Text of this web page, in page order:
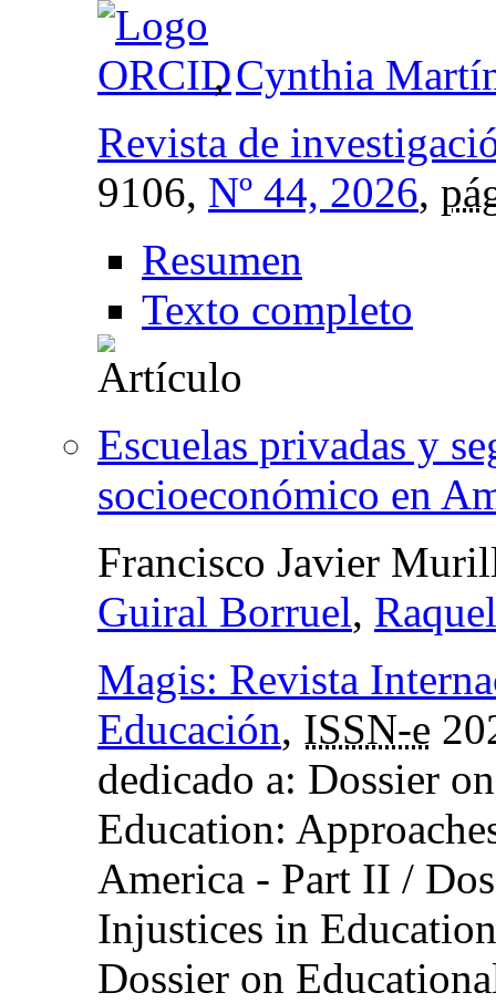
,Cynthia
Revista de
9106, Nº 44, 2026,
Resumen
Texto completo
Escuelas privadas y
socioeconómico en
Francisco Javier
Guiral Borruel,
Magis: Revista
Educación, ISSN-e
dedicado a: Dossier
Education:
America - Part II /
Injustices in
Dossier on